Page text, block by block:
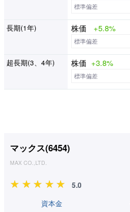
標準偏差
長期(1年) 株価 +5.8%
標準偏差
超長期(3、4年) 株価 +3.8%
標準偏差
マックス(6454)
MAX CO.,LTD.
5.0
資本金